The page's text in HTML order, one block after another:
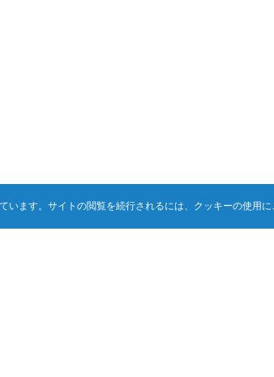
ます。サイトの閲覧を続行されるには、クッキーの使用